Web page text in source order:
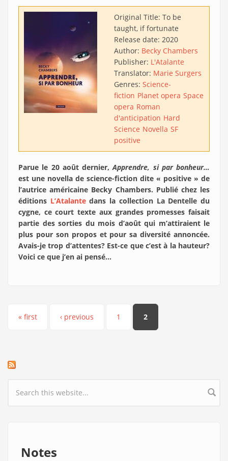
Original Title: To be
taught, if fortunate
Release date: 2020
Author: Becky Chambers
Publisher: L'Atalante
Translator: Marie Surgers
Genres: Science-
fiction Planet opera Space
opera Roman
d'anticipation Hard
Science Novella SF
positive
Parue le 20 août dernier,Apprendre, si par bonheur…
est une novella de science-fiction dite « positive » de
l’autrice américaine Becky Chambers. Publié chez les
éditions L’Atalantedans la collection La Dentelle du
cygne, ce court texte aux grandes promesses faisait
partie des sorties du mois d’août qui m’attiraient le
plus pour son propos et pour sa diversité annoncée.
Avais-je trop d’attentes? Est-ce que c’est à la hauteur?
Voici ce que j’en ai pensé…
Pages
« first ‹ previous 1 2
Search form
Notes